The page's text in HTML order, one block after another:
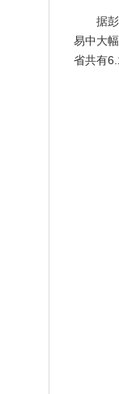
据
易中大
省共有